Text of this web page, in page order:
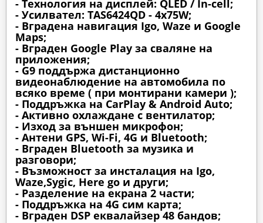
- Технология на дисплей: QLED / In-cell;
- Усилвател: TAS6424QD - 4x75W;
- Вградена навигация Igo, Waze и Google
Maps;
- Вграден Google Play за сваляне на
приложения;
- G9 поддържа дистанционно
видеонаблюдение на автомобила по
всяко време ( при монтирани камери );
- Поддръжка на CarPlay & Android Auto;
- Активно охлаждане с вентилатор;
- Изход за външен микрофон;
- Антени GPS, Wi-Fi, 4G и Bluetooth;
- Вграден Bluetooth за музика и
разговори;
- Възможност за инсталация на Igo,
Waze,Sygic, Here go и други;
- Разделение на екрана 2 части;
- Поддръжка на 4G сим карта;
- Вграден DSP еквалайзер 48 бандов;